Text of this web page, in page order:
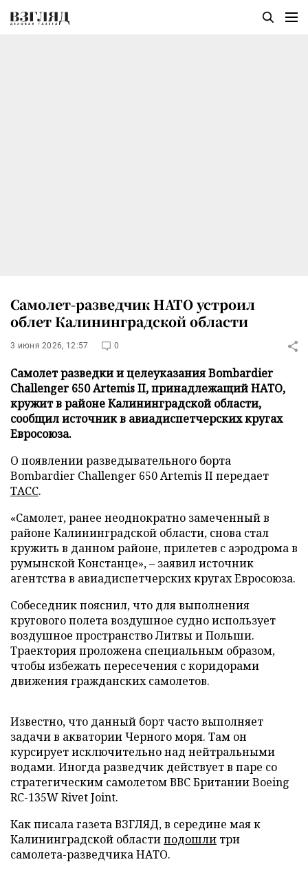
Самолет-разведчик НАТО устроил
облет Калининградской области
3 июня 2026, 12:57 0
Самолет разведки и целеуказания Bombardier
Challenger 650 Artemis II, принадлежащий НАТО,
кружит в районе Калининградской области,
сообщил источник в авиадиспетчерских кругах
Евросоюза.
О появлении разведывательного борта
Bombardier Challenger 650 Artemis II передает
ТАСС.
«Самолет, ранее неоднократно замеченный в
районе Калининградской области, снова стал
кружить в данном районе, прилетев с аэродрома в
румынской Констанце», – заявил источник
агентства в авиадиспетчерских кругах Евросоюза.
Собеседник пояснил, что для выполнения
кругового полета воздушное судно использует
воздушное пространство Литвы и Польши.
Траектория проложена специальным образом,
чтобы избежать пересечения с коридорами
движения гражданских самолетов.
Известно, что данный борт часто выполняет
задачи в акватории Черного моря. Там он
курсирует исключительно над нейтральными
водами. Иногда разведчик действует в паре со
стратегическим самолетом ВВС Британии Boeing
RC-135W Rivet Joint.
Как писала газета ВЗГЛЯД, в середине мая к
Калининградской областиподошли три
самолета-разведчика НАТО.